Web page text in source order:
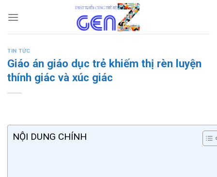
TIN TỨC
Giáo án giáo dục trẻ khiếm thị rèn luyện
thính giác và xúc giác
NỘI DUNG CHÍNH